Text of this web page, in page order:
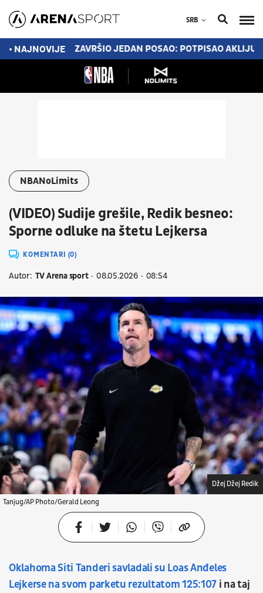
SRB
• NAJNOVIJE
MEČEVE PSŽ ZAVRŠIO JEDAN POSAO: POTPISAO AKLIJUŠ
NBANoLimits
(VIDEO) Sudije grešile, Redik besneo:
Sporne odluke na štetu Lejkersa
KOMENTARI (0)
Autor: TV Arena sport 08.05.2026 08:54
Tanjug/AP Photo/Gerald Leong
Džej Džej Redik
Oklahoma Siti Tanderi savladali su Loas Anđeles
Lejkerse na svom parketu rezultatom 125:107 i na taj